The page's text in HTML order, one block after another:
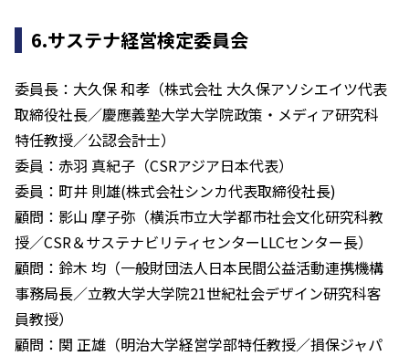
6.サステナ経営検定委員会
委員長：大久保 和孝（株式会社 大久保アソシエイツ代表
取締役社長／慶應義塾大学大学院政策・メディア研究科
特任教授／公認会計士）
委員：赤羽 真紀子（CSRアジア日本代表）
委員：町井 則雄(株式会社シンカ代表取締役社長)
顧問：影山 摩子弥（横浜市立大学都市社会文化研究科教
授／CSR＆サステナビリティセンターLLCセンター長）
顧問：鈴木 均（一般財団法人日本民間公益活動連携機構
事務局長／立教大学大学院21世紀社会デザイン研究科客
員教授）
顧問：関 正雄（明治大学経営学部特任教授／損保ジャパ